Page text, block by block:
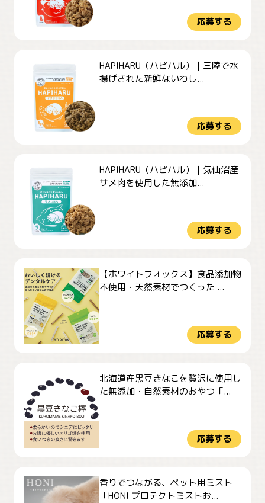
応募する
HAPIHARU（ハピハル）｜三陸で水
揚げされた新鮮ないわし...
応募する
HAPIHARU（ハピハル）｜気仙沼産
サメ肉を使用した無添加...
応募する
【ホワイトフォックス】食品添加物
不使用・天然素材でつくった ...
応募する
北海道産黒豆きなこを贅沢に使用し
た無添加・自然素材のおやつ「...
応募する
香りでつながる、ペット用ミスト
「HONI プロテクトミストお...